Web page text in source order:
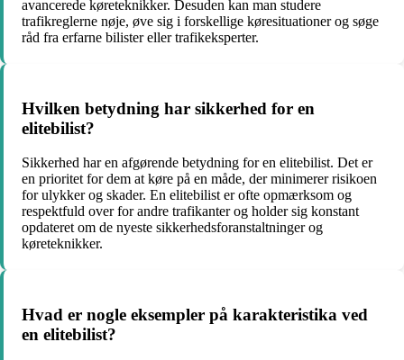
avancerede køreteknikker. Desuden kan man studere
trafikreglerne nøje, øve sig i forskellige køresituationer og søge
råd fra erfarne bilister eller trafikeksperter.
Hvilken betydning har sikkerhed for en
elitebilist?
Sikkerhed har en afgørende betydning for en elitebilist. Det er
en prioritet for dem at køre på en måde, der minimerer risikoen
for ulykker og skader. En elitebilist er ofte opmærksom og
respektfuld over for andre trafikanter og holder sig konstant
opdateret om de nyeste sikkerhedsforanstaltninger og
køreteknikker.
Hvad er nogle eksempler på karakteristika ved
en elitebilist?